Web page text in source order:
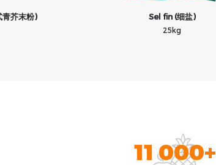
芥末粉) Sel fin (细盐)
25kg
11 000+